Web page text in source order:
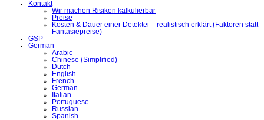
Kontakt
Wir machen Risiken kalkulierbar
Preise
Kosten & Dauer einer Detektei – realistisch erklärt (Faktoren statt
Fantasiepreise)
GSP
German
Arabic
Chinese (Simplified)
Dutch
English
French
German
Italian
Portuguese
Russian
Spanish